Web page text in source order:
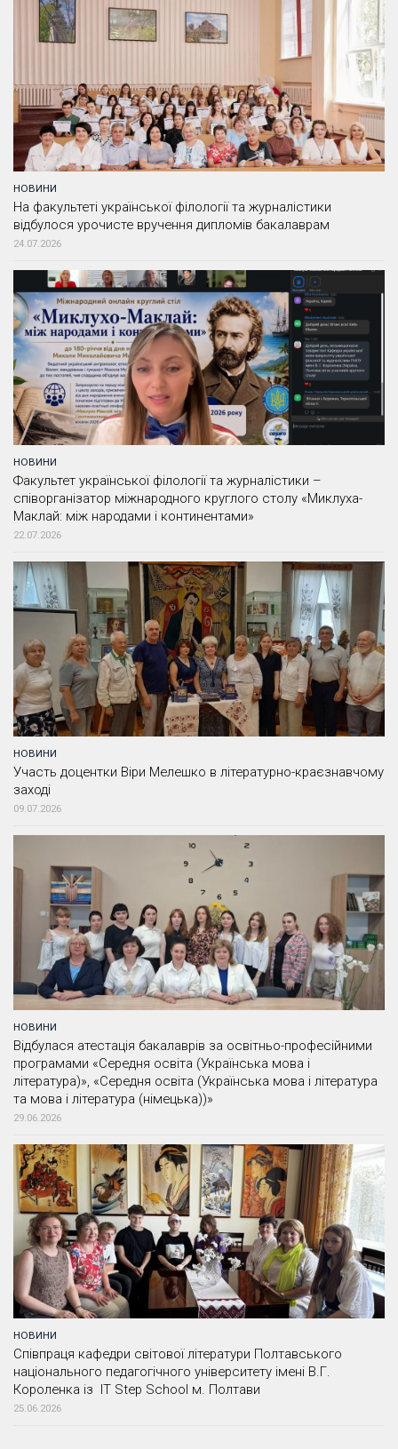
НОВИНИ
На факультеті української філології та журналістики
відбулося урочисте вручення дипломів бакалаврам
24.07.2026
НОВИНИ
Факультет української філології та журналістики –
співорганізатор міжнародного круглого столу «Миклуха-
Маклай: між народами і континентами»
22.07.2026
НОВИНИ
Участь доцентки Віри Мелешко в літературно-краєзнавчому
заході
09.07.2026
НОВИНИ
Відбулася атестація бакалаврів за освітньо-професійними
програмами «Середня освіта (Українська мова і
література)», «Середня освіта (Українська мова і література
та мова і література (німецька))»
29.06.2026
НОВИНИ
Співпраця кафедри світової літератури Полтавського
національного педагогічного університету імені В.Г.
Короленка із IT Step School м. Полтави
25.06.2026